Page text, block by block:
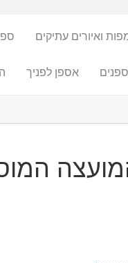
ואיורים עתיקים
אספן לפניך
המועצה